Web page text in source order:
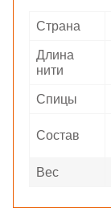
Страна
Длина
нити
Спицы
Состав
Вес